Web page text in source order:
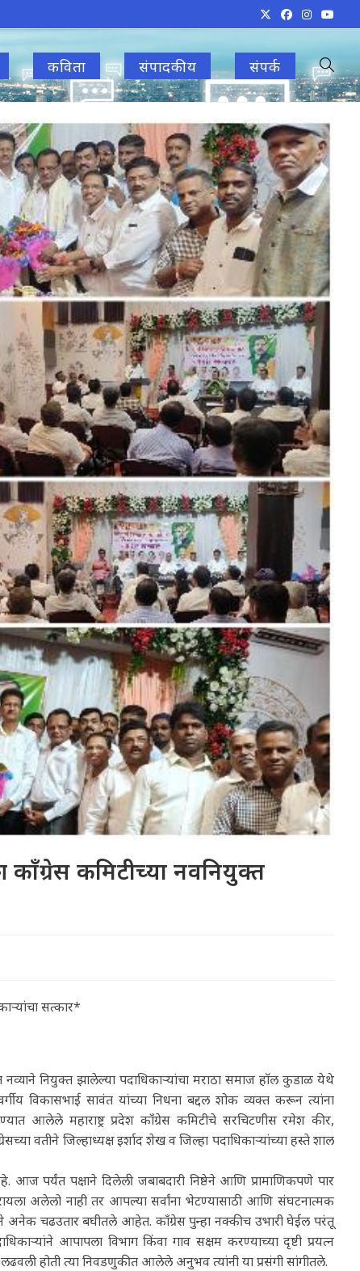
कविता संपादकीय संपर्क Toggle
website
search
काँग्रेस कमिटीच्या नवनियुक्त
सत्कार*
नव्याने नियुक्त झालेल्या पदाधिकाऱ्यांचा मराठा समाज हाॅल कुडाळ येथे
विकासभाई सावंत यांच्या निधना बद्दल शोक व्यक्त करून त्यांना
आलेले महाराष्ट्र प्रदेश काँग्रेस कमिटीचे सरचिटणीस रमेश कीर,
वतीने जिल्हाध्यक्ष इर्शाद शेख व जिल्हा पदाधिकाऱ्यांच्या हस्ते शाल
पर्यंत पक्षाने दिलेली जबाबदारी निष्ठेने आणि प्रामाणिकपणे पार
अलेलो नाही तर आपल्या सर्वांना भेटण्यासाठी आणि संघटनात्मक
अनेक चढउतार बघीतले आहेत. काँग्रेस पुन्हा नक्कीच उभारी घेईल परंतू
आपापला विभाग किंवा गाव सक्षम करण्याच्या दृष्टी प्रयत्न
होती त्या निवडणुकीत आलेले अनुभव त्यांनी या प्रसंगी सांगीतले.